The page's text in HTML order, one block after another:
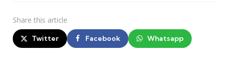
Share this article
Twitter Facebook Whatsapp